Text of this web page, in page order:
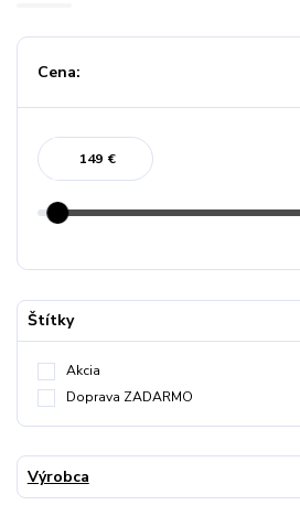
Cena:
€
Štítky
Akcia
Doprava ZADARMO
Výrobca